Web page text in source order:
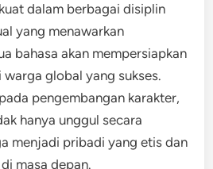
dalam berbagai disiplin
yang menawarkan
bahasa akan mempersiapkan
global yang sukses.
pengembangan karakter,
hanya unggul secara
menjadi pribadi yang etis dan
masa depan.